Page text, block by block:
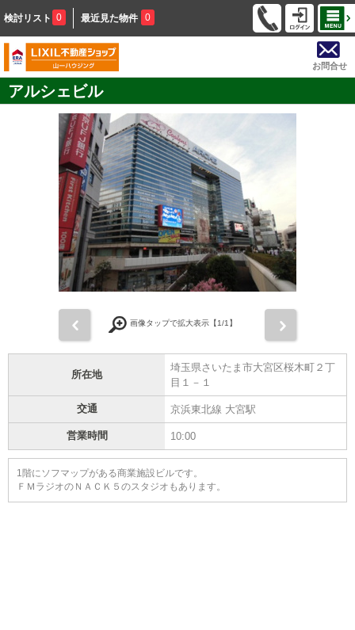
検討リスト 0 最近見た物件 0
お問合せ
アルシェビル
画像タップで拡大表示【1/1】
所在地
埼玉県さいたま市大宮区桜木町２丁
目１－１
交通 京浜東北線 大宮駅
営業時間 10:00
1階にソフマップがある商業施設ビルです。
ＦＭラジオのＮＡＣＫ５のスタジオもあります。